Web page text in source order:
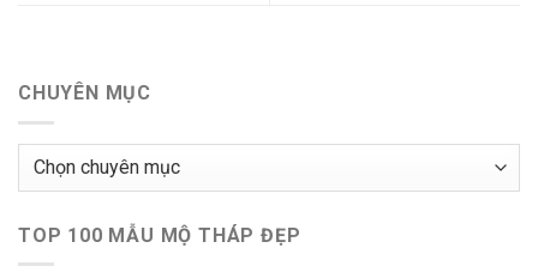
CHUYÊN MỤC
Chuyên
TOP 100 MẪU MỘ THÁP ĐẸP